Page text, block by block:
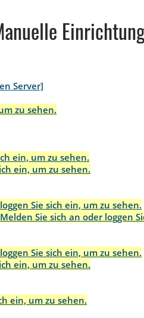
Server]
zu sehen.
ein, um zu sehen.
ein, um zu sehen.
Sie sich ein, um zu sehen.
Melden Sie sich an oder loggen
Sie sich ein, um zu sehen.
ein, um zu sehen.
ein, um zu sehen.